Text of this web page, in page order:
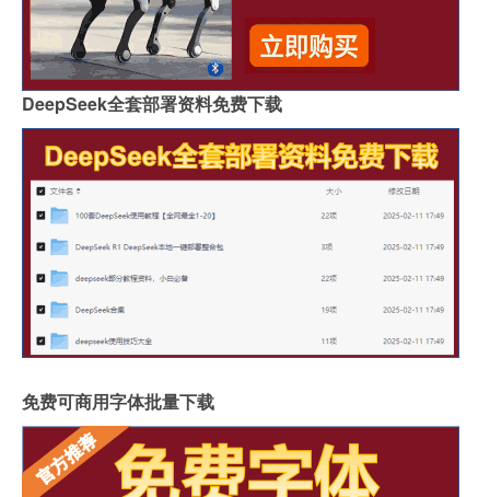
DeepSeek全套部署资料免费下载
免费可商用字体批量下载